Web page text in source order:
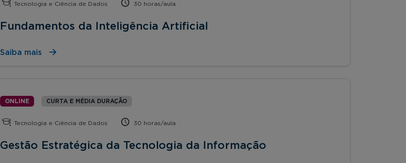
Tecnologia e Ciência de Dados 30 horas/aula
Fundamentos da Inteligência Artificial
Saiba mais
ONLINE CURTA E MÉDIA DURAÇÃO
Tecnologia e Ciência de Dados 30 horas/aula
Gestão Estratégica da Tecnologia da Informação